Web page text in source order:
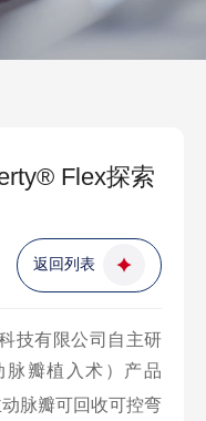
Flex探索
返回列表
技有限公司自主研
脉瓣植入术）产品
脉瓣可回收可控弯